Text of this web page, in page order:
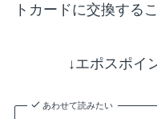
トカードに交換する
↓エポスポイ
あわせて読みたい